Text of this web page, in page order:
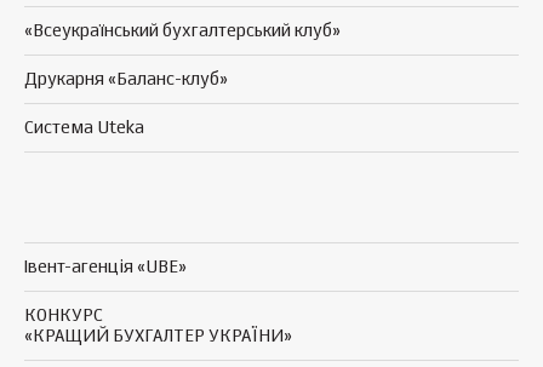
«Всеукраїнський бухгалтерський клуб»
Друкарня «Баланс-клуб»
Система Uteka
Івент-агенція «UBE»
КОНКУРС
«КРАЩИЙ БУХГАЛТЕР УКРАЇНИ»